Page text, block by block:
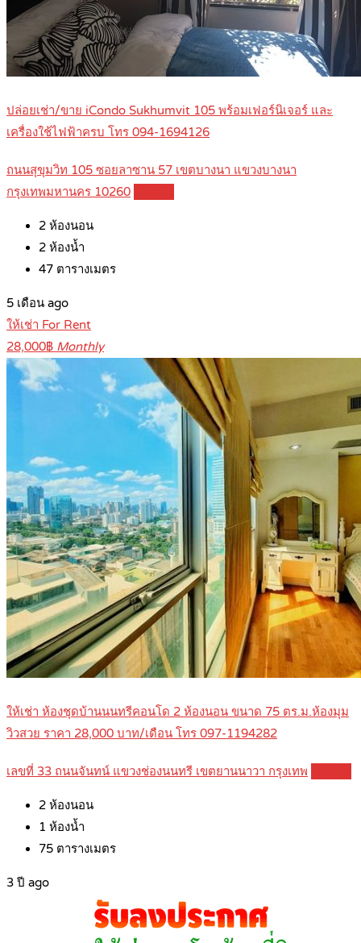
ปล่อยเช่า/ขาย iCondo Sukhumvit 105 พร้อมเฟอร์นิเจอร์ และ
เครื่องใช้ไฟฟ้าครบ โทร 094-1694126
ถนนสุขุมวิท 105 ซอยลาซาน 57 เขตบางนา แขวงบางนา
กรุงเทพมหานคร 10260
2 ห้องนอน
2 ห้องน้ำ
47 ตารางเมตร
5 เดือน ago
ให้เช่า For Rent
28,000฿ Monthly
ให้เช่า ห้องชุดบ้านนนทรีคอนโด 2 ห้องนอน ขนาด 75 ตร.ม.ห้องมุม
วิวสวย ราคา 28,000 บาท/เดือน โทร 097-1194282
เลขที่ 33 ถนนจันทน์ แขวงช่องนนทรี เขตยานนาวา กรุงเทพ
2 ห้องนอน
1 ห้องน้ำ
75 ตารางเมตร
3 ปี ago